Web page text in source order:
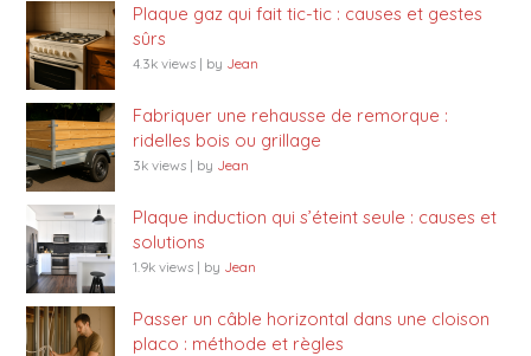
Plaque gaz qui fait tic-tic : causes et gestes
sûrs
4.3k views | by Jean
Fabriquer une rehausse de remorque :
ridelles bois ou grillage
3k views | by Jean
Plaque induction qui s’éteint seule : causes et
solutions
1.9k views | by Jean
Passer un câble horizontal dans une cloison
placo : méthode et règles